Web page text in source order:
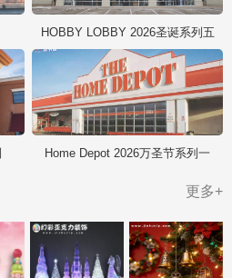
HOBBY LOBBY 2026圣诞系列五
Home Depot 2026万圣节系列一
更多+